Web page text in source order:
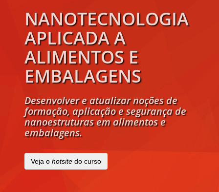
NANOTECNOLOGIA
APLICADA A
ALIMENTOS E
EMBALAGENS
Desenvolver e atualizar noções de
formação, aplicação e segurança de
nanoestruturas em alimentos e
embalagens.
Veja o hotsite do curso